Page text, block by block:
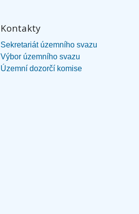
Kontakty
Sekretariát územního svazu
Výbor územního svazu
Územní dozorčí komise